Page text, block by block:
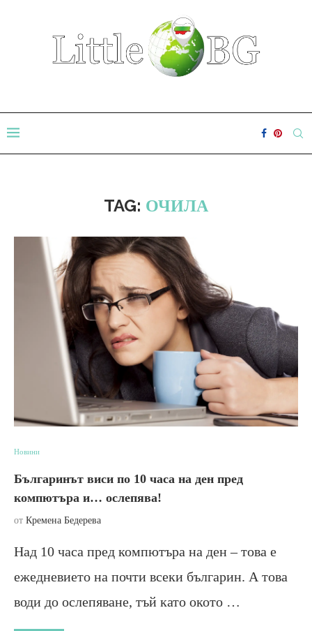
TAG: ОЧИЛА
Новини
Българинът виси по 10 часа на ден пред
компютъра и… ослепява!
от Кремена Бедерева
Над 10 часа пред компютъра на ден – това е
ежедневието на почти всеки българин. А това
води до ослепяване, тъй като окото …